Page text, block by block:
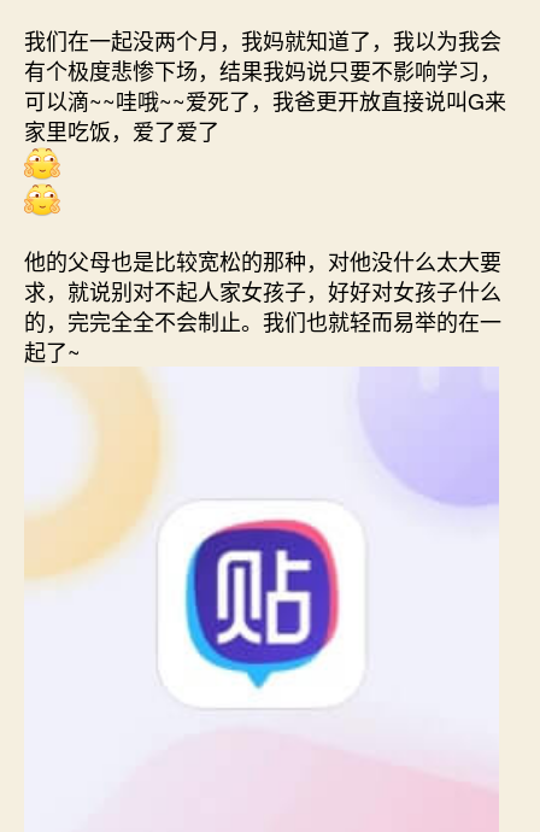
我们在一起没两个月，我妈就知道了，我以为我会
有个极度悲惨下场，结果我妈说只要不影响学习，
可以滴~~哇哦~~爱死了，我爸更开放直接说叫G来
家里吃饭，爱了爱了
他的父母也是比较宽松的那种，对他没什么太大要
求，就说别对不起人家女孩子，好好对女孩子什么
的，完完全全不会制止。我们也就轻而易举的在一
起了~